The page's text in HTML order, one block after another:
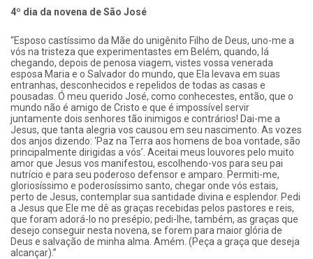
4º dia da novena de São José
“Esposo castíssimo da Mãe do unigênito Filho de Deus, uno-me a
vós na tristeza que experimentastes em Belém, quando, lá
chegando, depois de penosa viagem, vistes vossa venerada
esposa Maria e o Salvador do mundo, que Ela levava em suas
entranhas, desconhecidos e repelidos de todas as casas e
pousadas. Ó meu querido José, como conhecestes, então, que o
mundo não é amigo de Cristo e que é impossível servir
juntamente dois senhores tão inimigos e contrários! Dai-me a
Jesus, que tanta alegria vos causou em seu nascimento. As vozes
dos anjos dizendo: ‘Paz na Terra aos homens de boa vontade, são
principalmente dirigidas a vós’. Aceitai meus louvores pelo muito
amor que Jesus vos manifestou, escolhendo-vos para seu pai
nutrício e para seu poderoso defensor e amparo. Permiti-me,
gloriosíssimo e poderosíssimo santo, chegar onde vós estais,
perto de Jesus, contemplar sua santidade divina e esplendor. Pedi
a Jesus que Ele me dê as graças recebidas pelos pastores e reis,
que foram adorá-lo no presépio; pedi-lhe, também, as graças que
desejo conseguir nesta novena, se forem para maior glória de
Deus e salvação de minha alma. Amém. (Peça a graça que deseja
alcançar).”